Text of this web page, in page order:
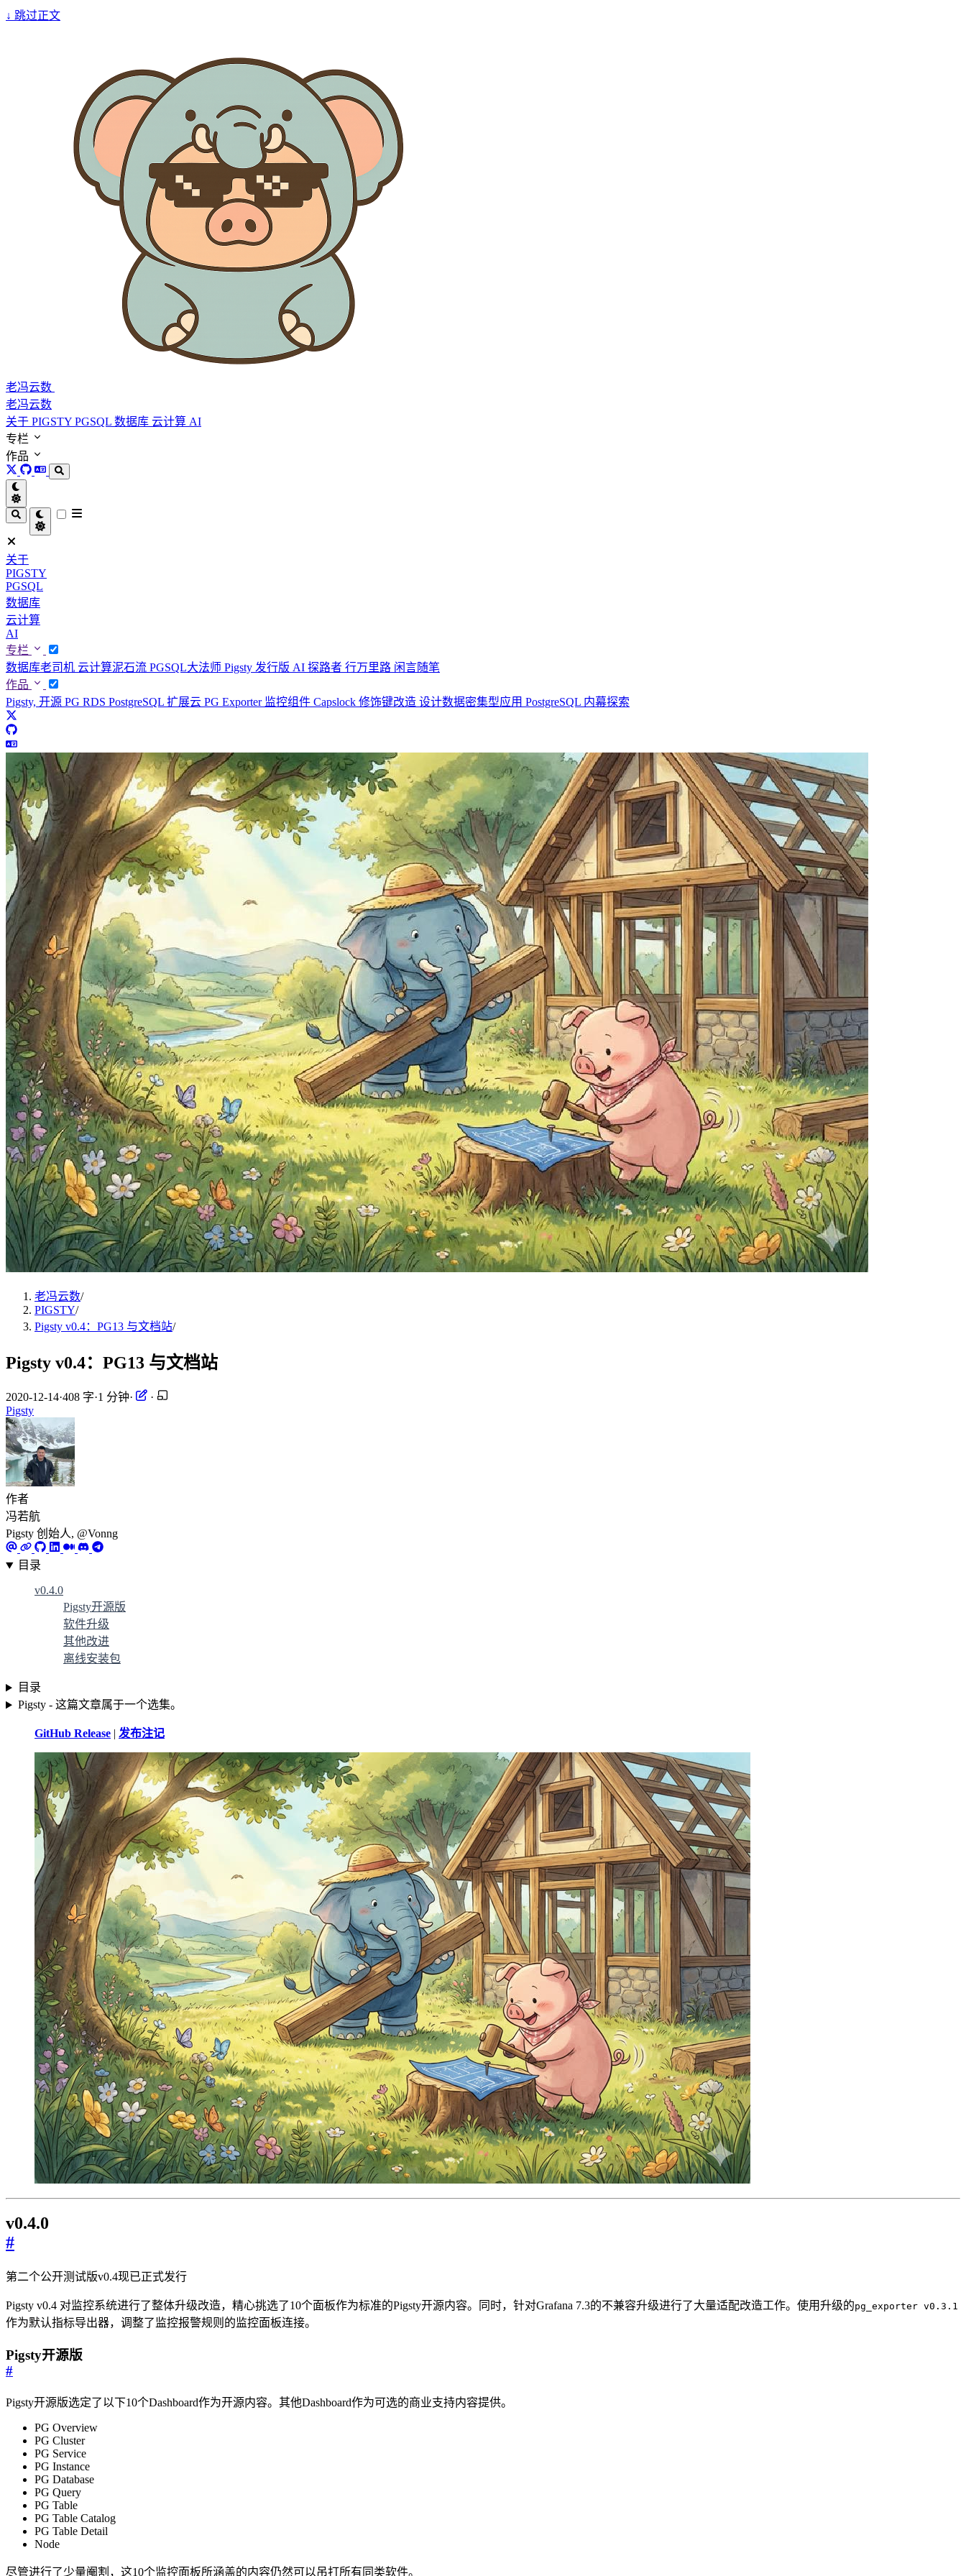
↓ 跳过正文
老冯云数
老冯云数
关于 PIGSTY PGSQL 数据库 云计算 AI
专栏
作品
关于
PIGSTY
PGSQL
数据库
云计算
AI
专栏
数据库老司机 云计算泥石流 PGSQL大法师 Pigsty 发行版 AI 探路者 行万里路 闲言随笔
作品
Pigsty, 开源 PG RDS PostgreSQL 扩展云 PG Exporter 监控组件 Capslock 修饰键改造 设计数据密集型应用 PostgreSQL 内幕探索
老冯云数/
PIGSTY/
Pigsty v0.4：PG13 与文档站/
Pigsty v0.4：PG13 与文档站
2020-12-14·408 字·1 分钟·
·
Pigsty
作者
冯若航
Pigsty 创始人, @Vonng
目录
v0.4.0
Pigsty开源版
软件升级
其他改进
离线安装包
目录
Pigsty - 这篇文章属于一个选集。
GitHub Release 发布注记
v0.4.0
#
第二个公开测试版v0.4现已正式发行
Pigsty v0.4 对监控系统进行了整体升级改造，精心挑选了10个面板作为标准的Pigsty开源内容。同时，针对Grafana 7.3的不兼容升级进行了大量适配改造工作。使用升级的pg_exporter v0.3.1
作为默认指标导出器，调整了监控报警规则的监控面板连接。
Pigsty开源版
#
Pigsty开源版选定了以下10个Dashboard作为开源内容。其他Dashboard作为可选的商业支持内容提供。
PG Overview
PG Cluster
PG Service
PG Instance
PG Database
PG Query
PG Table
PG Table Catalog
PG Table Detail
Node
尽管进行了少量阉割，这10个监控面板所涵盖的内容仍然可以吊打所有同类软件。